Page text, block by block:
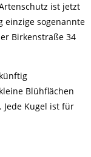
ist jetzt
einzige sogenannte
Birkenstraße 34
Blühflächen
Kugel ist für